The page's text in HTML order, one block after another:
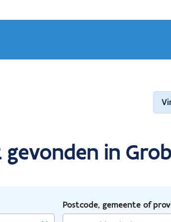
in
Postcode, gemeente of